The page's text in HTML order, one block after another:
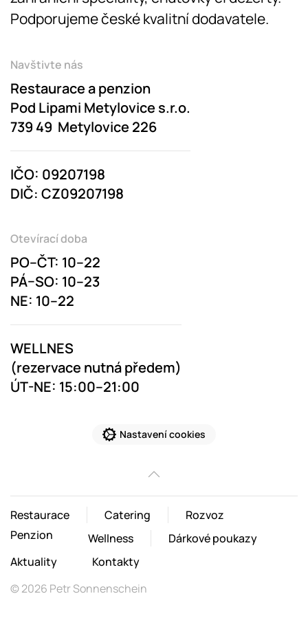
Podporujeme české kvalitní dodavatele.
Navštivte nás
Restaurace a penzion
Pod Lipami Metylovice s.r.o.
739 49 Metylovice 226
IČO: 09207198
DIČ: CZ09207198
Otevírací doba
PO–ČT: 10–22
PÁ–SO: 10–23
NE: 10–22
WELLNES
(rezervace nutná předem)
ÚT-NE: 15:00–21:00
Nastavení cookies
Restaurace Catering
Rozvoz
Penzion
Wellness
Dárkové poukazy
Aktuality
Kontakty
©2026 Petr Sonnenschein